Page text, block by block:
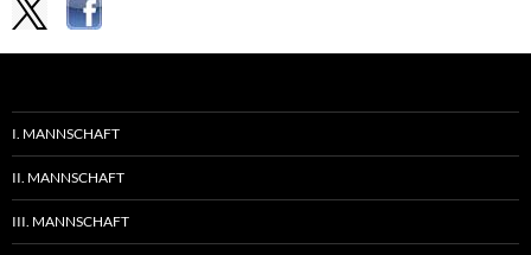
I. MANNSCHAFT
II. MANNSCHAFT
III. MANNSCHAFT